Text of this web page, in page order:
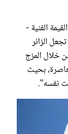
الفنية -
الزائر
خلال المزج
بحيث
نفسه".